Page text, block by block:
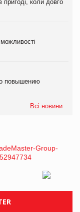
пригоді, коли довго
повышению
Всі новини